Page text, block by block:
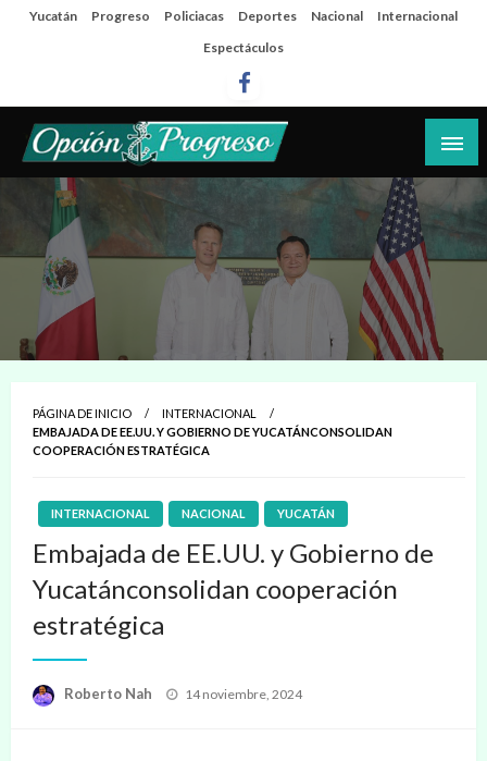
SaltaYucatán Progreso Policiacas Deportes Nacional
Internacional
Espectáculos
Opción Progreso
Las noticias del día a día del puerto
PÁGINA DE INICIO
INTERNACIONAL
EMBAJADA DE EE.UU. Y GOBIERNO DE YUCATÁNCONSOLIDAN
COOPERACIÓN ESTRATÉGICA
INTERNACIONAL NACIONAL YUCATÁN
Embajada de EE.UU. y Gobierno de
Yucatánconsolidan cooperación
estratégica
Roberto Nah
Publicado
14 noviembre, 2024